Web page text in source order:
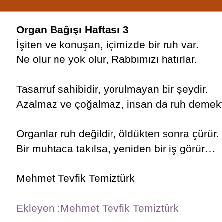
Organ Bağışı Haftası 3
İşiten ve konuşan, içimizde bir ruh var.
Ne ölür ne yok olur, Rabbimizi hatırlar.
Tasarruf sahibidir, yorulmayan bir şeydir.
Azalmaz ve çoğalmaz, insan da ruh
Organlar ruh değildir, öldükten sonra çürür.
Bir muhtaca takılsa, yeniden bir iş görür…
Mehmet Tevfik Temiztürk
Ekleyen :Mehmet Tevfik Temiztürk